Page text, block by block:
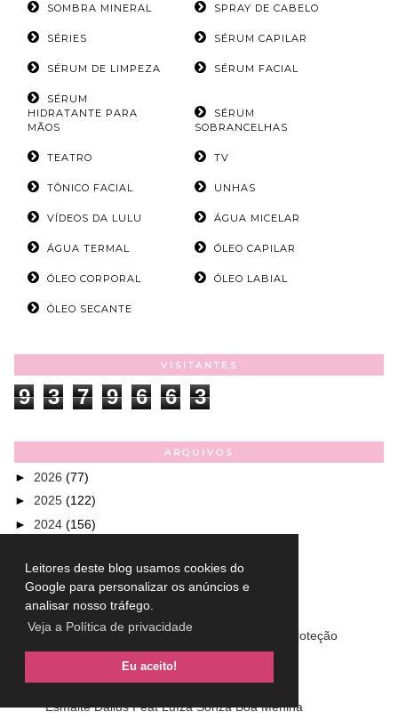
Leitores deste blog usamos cookies do
Google para personalizar os anúncios e
analisar nosso tráfego.
Veja a Política de privacidade
Eu aceito!
SOMBRA MINERAL SPRAY DE CABELO
SÉRIES SÉRUM CAPILAR
SÉRUM DE LIMPEZA SÉRUM FACIAL
SÉRUM
HIDRATANTE PARA
MÃOS
SÉRUM
SOBRANCELHAS
TEATRO TV
TÔNICO FACIAL UNHAS
VÍDEOS DA LULU ÁGUA MICELAR
ÁGUA TERMAL ÓLEO CAPILAR
ÓLEO CORPORAL ÓLEO LABIAL
ÓLEO SECANTE
VISITANTES
9 3 7 9 6 6 3
ARQUIVOS
► 2026 (77)
► 2025 (122)
► 2024 (156)
▼2022(155)
►dezembro(13)
Conheça os produtos de NIVEA Sun Tripla Proteção
Esmalte Iamo Beijo Quente
Encantado´s - Primeira Temporada
Esmalte Dailus Feat Luíza Sonza Boa Menina